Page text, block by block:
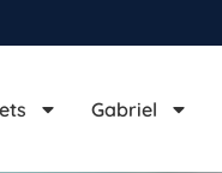
Gabriel